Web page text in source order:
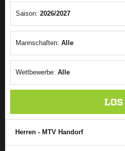
Saison: 2026/2027
Mannschaften: Alle
Wettbewerbe: Alle
LOS
Herren - MTV Handorf